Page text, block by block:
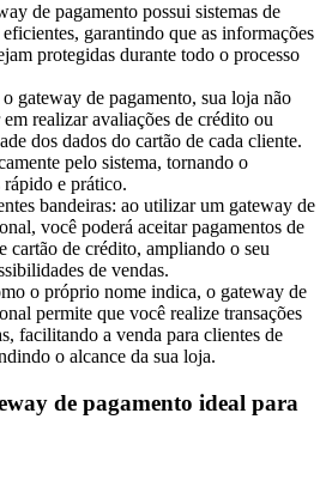
de pagamento possui sistemas de
garantindo que as informações
protegidas durante todo o processo
gateway de pagamento, sua loja não
realizar avaliações de crédito ou
dos dados do cartão de cada cliente.
pelo sistema, tornando o
e prático.
bandeiras: ao utilizar um gateway de
você poderá aceitar pagamentos de
cartão de crédito, ampliando o seu
de vendas.
o próprio nome indica, o gateway de
permite que você realize transações
facilitando a venda para clientes de
o alcance da sua loja.
de pagamento ideal para